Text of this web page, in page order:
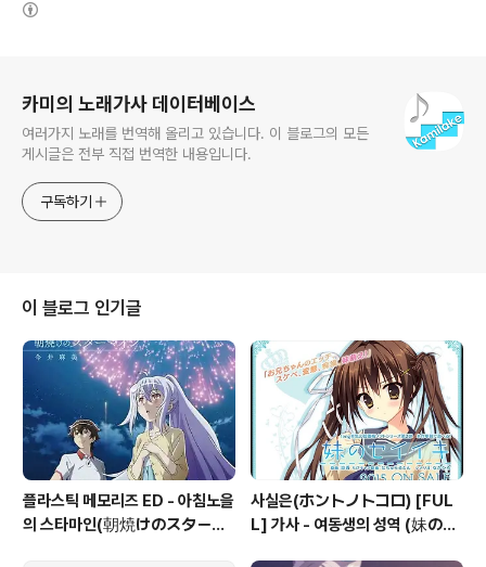
카미의 노래가사 데이터베이스
여러가지 노래를 번역해 올리고 있습니다. 이 블로그의 모든
게시글은 전부 직접 번역한 내용입니다.
구독하기
이 블로그 인기글
플라스틱 메모리즈 ED - 아침노을
의 스타마인(朝焼けのスターマ
사실은(ホントノトコロ) [FUL
L] 가사 - 여동생의 성역 (妹のセ